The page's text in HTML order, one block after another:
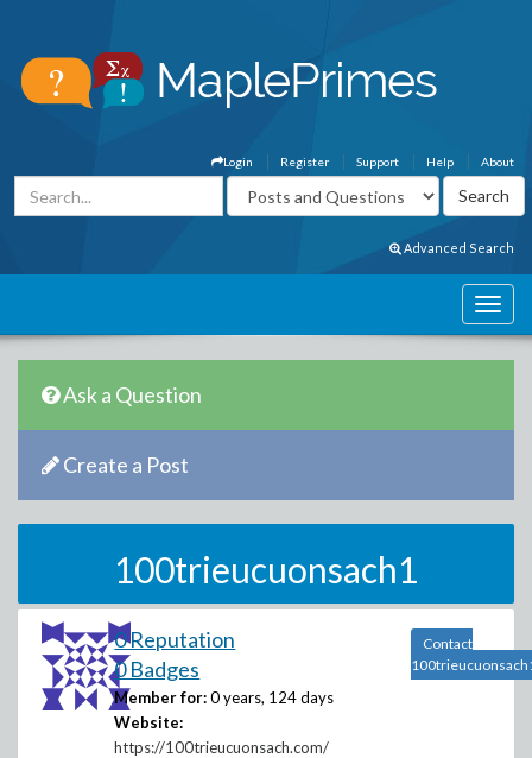
About
Help
Support
Register
Login
Advanced Search
Ask a Question
Create a Post
100trieucuonsach1
0 Reputation
0 Badges
Member for: 0 years, 124 days
Website:
https://100trieucuonsach.com/
Contact